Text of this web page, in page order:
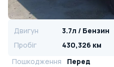
Двигун 3.7л / Бензин
Пробіг
430,326 км
Пошкодження
Перед